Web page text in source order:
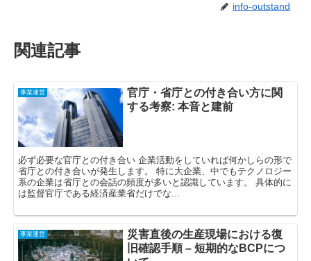
info-outstand
関連記事
事業運営
官庁・省庁との付き合い方に関
する考察: 本音と建前
必ず必要な官庁との付き合い 企業活動をしていれば何かしらの形で
省庁との付き合いが発生します。 特に大企業、中でもテクノロジー
系の企業は省庁との会話の頻度が多いと認識しています。 具体的に
は監督官庁である経済産業省だけでな...
事業運営
災害直後の生産現場における復
旧確認手順 – 短期的なBCPにつ